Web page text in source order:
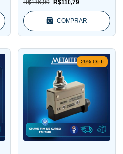
R$136,09 R$110,79
COMPRAR
29% OFF